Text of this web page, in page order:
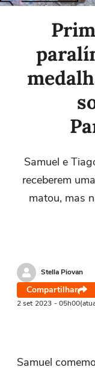
Samuel e
receberem
matou, mas
Stella Piovan
Compartilhar
2 set 2023 - 05h00
Samuel